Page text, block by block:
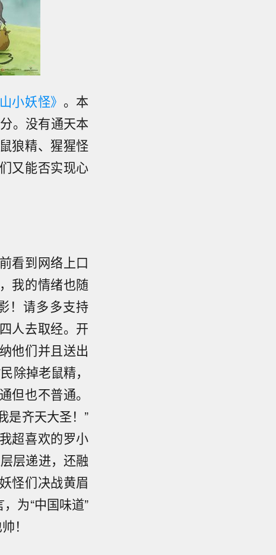
小妖怪》 。本
。没有通天本
狼精、猩猩怪
又能否实现心
看到网络上口
我的情绪也随
！请多多支持
人去取经。开
他们并且送出
除掉老鼠精，
但也不普通。
是齐天大圣！”
超喜欢的罗小
层递进，还融
怪们决战黄眉
为“中国味道”
！